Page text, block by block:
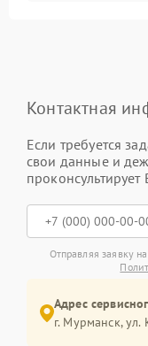
Контактная
Если требуется
свои данные и
проконсультирует
Отправляя заявку
Адрес
г. Мурманск,